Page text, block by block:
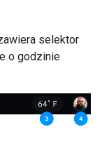
selektor
o godzinie